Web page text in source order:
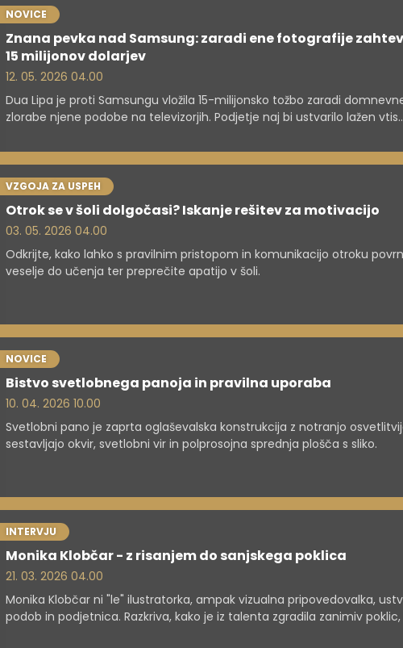
NOVICE
Znana pevka nad Samsung: zaradi ene fotografije
15 milijonov dolarjev
12. 05. 2026 04.00
Dua Lipa je proti Samsungu vložila 15-milijonsko tožbo zaradi
zlorabe njene podobe na televizorjih. Podjetje naj bi ustvarilo lažen vtis
VZGOJA ZA USPEH
Otrok se v šoli dolgočasi? Iskanje rešitev za motivacijo
03. 05. 2026 04.00
Odkrijte, kako lahko s pravilnim pristopom in komunikacijo otroku
veselje do učenja ter preprečite apatijo v šoli.
NOVICE
Bistvo svetlobnega panoja in pravilna uporaba
10. 04. 2026 10.00
Svetlobni pano je zaprta oglaševalska konstrukcija z notranjo
sestavljajo okvir, svetlobni vir in polprosojna sprednja plošča s sliko.
INTERVJU
Monika Klobčar - z risanjem do sanjskega poklica
21. 03. 2026 04.00
Monika Klobčar ni "le" ilustratorka, ampak vizualna pripovedovalka,
podob in podjetnica. Razkriva, kako je iz talenta zgradila zanimiv poklic,